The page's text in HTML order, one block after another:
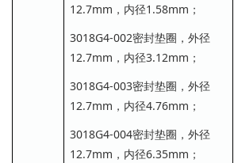
12.7mm，内径1.58mm；
3018G4-002密封垫圈，外径
12.7mm，内径3.12mm；
3018G4-003密封垫圈，外径
12.7mm，内径4.76mm；
3018G4-004密封垫圈，外径
12.7mm，内径6.35mm；